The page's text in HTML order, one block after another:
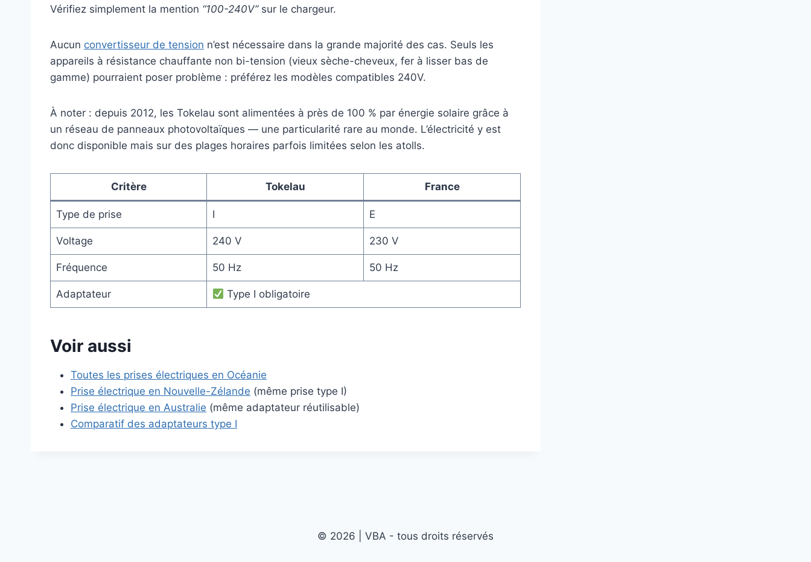
Vérifiez simplement la mention “100-240V”sur le chargeur.
Aucun convertisseur de tension n’est nécessaire dans la grande majorité des cas. Seuls les
appareils à résistance chauffante non bi-tension (vieux sèche-cheveux, fer à lisser bas de
gamme) pourraient poser problème : préférez les modèles compatibles 240V.
À noter : depuis 2012, les Tokelau sont alimentées à près de 100 % par énergie solaire grâce à
un réseau de panneaux photovoltaïques — une particularité rare au monde. L’électricité y est
donc disponible mais sur des plages horaires parfois limitées selon les atolls.
Critère Tokelau France
Type de prise I E
Voltage 240 V 230 V
Fréquence 50 Hz 50 Hz
Adaptateur Type I obligatoire
Voir aussi
Toutes les prises électriques en Océanie
Prise électrique en Nouvelle-Zélande (même prise type I)
Prise électrique en Australie (même adaptateur réutilisable)
Comparatif des adaptateurs type I
© 2026 | VBA - tous droits réservés